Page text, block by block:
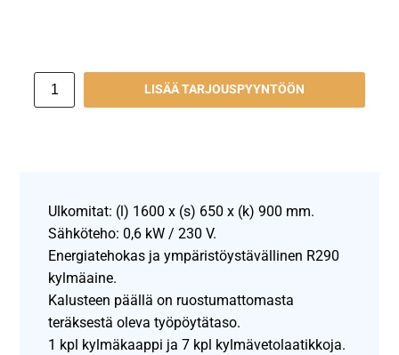
LISÄÄ TARJOUSPYYNTÖÖN
Ulkomitat: (l) 1600 x (s) 650 x (k) 900 mm.
Sähköteho: 0,6 kW / 230 V.
Energiatehokas ja ympäristöystävällinen R290
kylmäaine.
Kalusteen päällä on ruostumattomasta
teräksestä oleva työpöytätaso.
1 kpl kylmäkaappi ja 7 kpl kylmävetolaatikkoja.